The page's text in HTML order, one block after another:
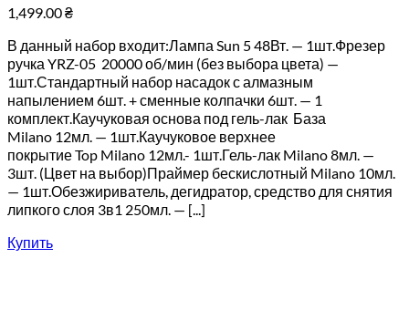
1,499.00₴
В данный набор входит:Лампа Sun 5 48Вт. — 1шт.Фрезер
ручка YRZ-05 20000 об/мин (без выбора цвета) —
1шт.Стандартный набор насадок с алмазным
напылением 6шт. + сменные колпачки 6шт. — 1
комплект.Каучуковая основа под гель-лак База
Milano 12мл. — 1шт.Каучуковое верхнее
покрытие Top Milano 12мл.- 1шт.Гель-лак Milano 8мл. —
3шт. (Цвет на выбор)Праймер бескислотный Milano 10мл.
— 1шт.Обезжириватель, дегидратор, средство для снятия
липкого слоя 3в1 250мл. — [...]
Купить